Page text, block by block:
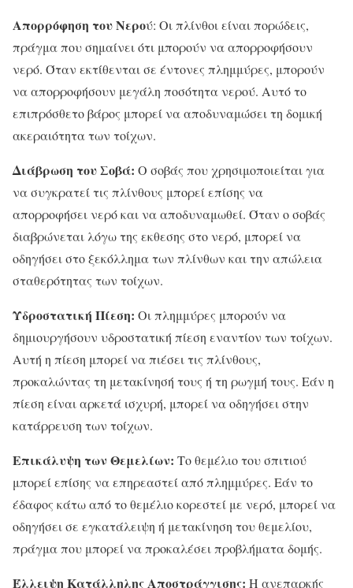
Απορρόφηση του Νερού: Οι πλίνθοι είναι πορώδεις,
πράγμα που σημαίνει ότι μπορούν να απορροφήσουν
νερό. Όταν εκτίθενται σε έντονες πλημμύρες, μπορούν
να απορροφήσουν μεγάλη ποσότητα νερού. Αυτό το
επιπρόσθετο βάρος μπορεί να αποδυναμώσει τη δομική
ακεραιότητα των τοίχων.
Διάβρωση του Σοβά: Ο σοβάς που χρησιμοποιείται για
να συγκρατεί τις πλίνθους μπορεί επίσης να
απορροφήσει νερό και να αποδυναμωθεί. Όταν ο σοβάς
διαβρώνεται λόγω της εκθεσης στο νερό, μπορεί να
οδηγήσει στο ξεκόλλημα των πλίνθων και την απώλεια
σταθερότητας των τοίχων.
Υδροστατική Πίεση: Οι πλημμύρες μπορούν να
δημιουργήσουν υδροστατική πίεση εναντίον των τοίχων.
Αυτή η πίεση μπορεί να πιέσει τις πλίνθους,
προκαλώντας τη μετακίνησή τους ή τη ρωγμή τους. Εάν η
πίεση είναι αρκετά ισχυρή, μπορεί να οδηγήσει στην
κατάρρευση των τοίχων.
Επικάλυψη των Θεμελίων: Το θεμέλιο του σπιτιού
μπορεί επίσης να επηρεαστεί από πλημμύρες. Εάν το
έδαφος κάτω από το θεμέλιο κορεστεί με νερό, μπορεί να
οδηγήσει σε εγκατάλειψη ή μετακίνηση του θεμελίου,
πράγμα που μπορεί να προκαλέσει προβλήματα δομής.
Έλλειψη Κατάλληλης Αποστράγγισης: Η ανεπαρκής